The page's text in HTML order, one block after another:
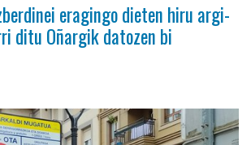
eragingo dieten hiru argi-
ditu Oñargik datozen bi